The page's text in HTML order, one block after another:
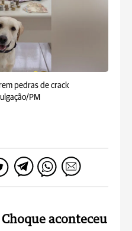
pedras de crack
PM
aconteceu